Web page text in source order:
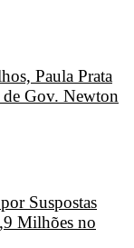
Paula Prata
Gov. Newton
Suspostas
Milhões no